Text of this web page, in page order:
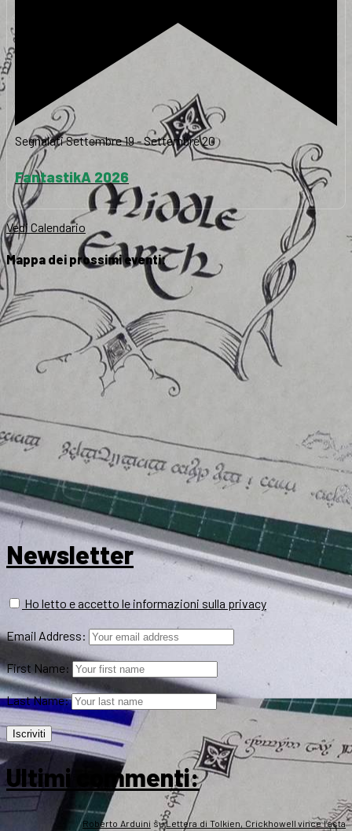
SegnalatiSettembre 19-Settembre 20
FantastikA 2026
Vedi Calendario
Mappa dei prossimi eventi:
Newsletter
Ho letto e accetto le informazioni sulla privacy
Email Address:
First Name:
Last Name:
Ultimi commenti:
Roberto Arduini suLettera di Tolkien, Crickhowell vince l’asta